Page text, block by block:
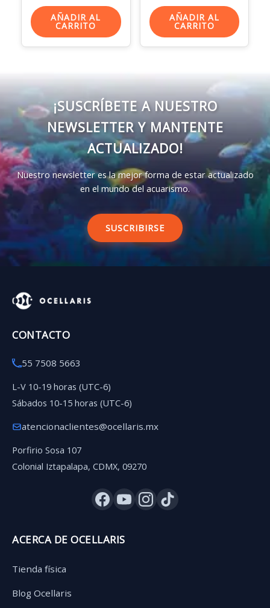
AÑADIR AL
CARRITO
AÑADIR AL
CARRITO
¡SUSCRÍBETE A NUESTRO
NEWSLETTER Y MANTENTE
ACTUALIZADO!
Nuestro newsletter es la mejor forma de estar actualizado
en el mundo del acuarismo.
SUSCRIBIRSE
CONTACTO
55 7508 5663
L-V 10-19 horas (UTC-6)
Sábados 10-15 horas (UTC-6)
atencionaclientes@ocellaris.mx
Porfirio Sosa 107
Colonial Iztapalapa, CDMX, 09270
ACERCA DE OCELLARIS
Tienda física
Blog Ocellaris